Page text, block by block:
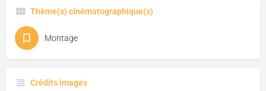
Thème(s) cinématographique(s)
Montage
Crédits images